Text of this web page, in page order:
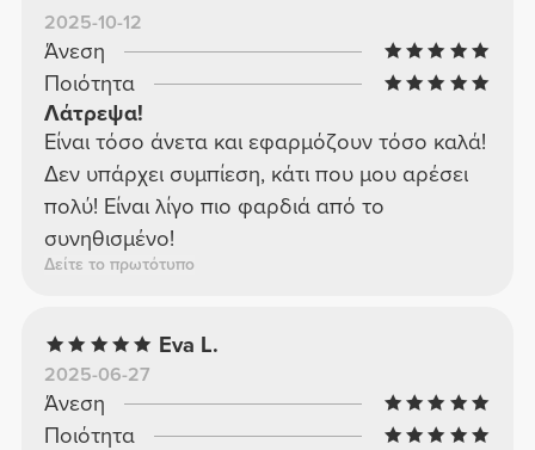
2025-10-12
Άνεση
Ποιότητα
Λάτρεψα!
Είναι τόσο άνετα και εφαρμόζουν τόσο καλά!
Δεν υπάρχει συμπίεση, κάτι που μου αρέσει
πολύ! Είναι λίγο πιο φαρδιά από το
συνηθισμένο!
Δείτε το πρωτότυπο
Eva L.
2025-06-27
Άνεση
Ποιότητα